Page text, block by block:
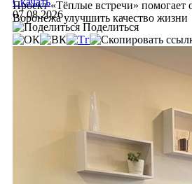
Проект «Тёплые встречи» помогает
Воронежа улучшить качество жизни
07.08.2026
Поделиться